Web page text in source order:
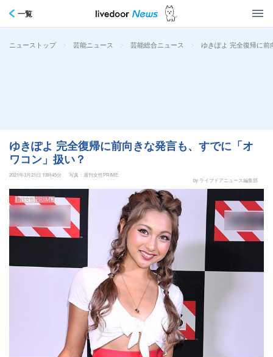
一覧
ニューストップ > 芸能ニュース > 芸能総合ニュース > ゆきぽよ 完全復帰に前
ゆきぽよ 完全復帰に前向きな発言も、すでに「オ
ワコン」扱い？
2021年3月21日 10時45分
写真：週刊女性PRIME
by ライブドアニュース編集部